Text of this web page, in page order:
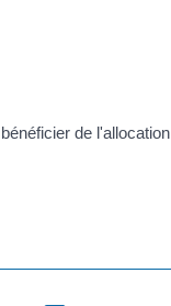
de l'allocation